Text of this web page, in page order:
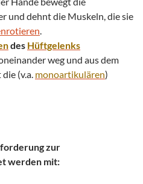
und dehnt die Muskeln, die sie
.
des Hüftgelenks
weg und aus dem
(v.a. monoartikulären)
zur
werden mit: